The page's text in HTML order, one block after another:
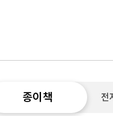
종이책 전